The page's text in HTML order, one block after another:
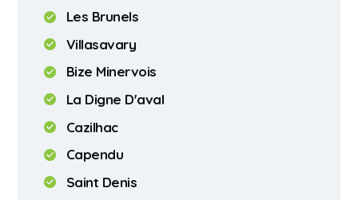
Les Brunels
Villasavary
Bize Minervois
La Digne D'aval
Cazilhac
Capendu
Saint Denis